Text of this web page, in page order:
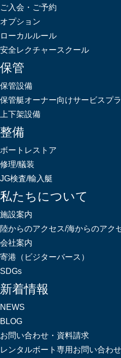
ご入会・ご予約
オプション
ローカルルール
安全レクチャースクール
保管
保管設備
保管艇オーナー向けサービスプ
上下架設備
整備
ボートレストア
修理/艤装
JG検査/輸入艇
私たちについて
施設案内
陸からのアクセス/海からのアク
会社案内
寄港（ビジターバース）
SDGs
新着情報
NEWS
BLOG
お問い合わせ・資料請求
レンタルボート専用お問い合わせ